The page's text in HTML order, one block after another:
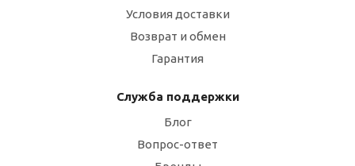
Условия доставки
Возврат и обмен
Гарантия
Служба поддержки
Блог
Вопрос-ответ